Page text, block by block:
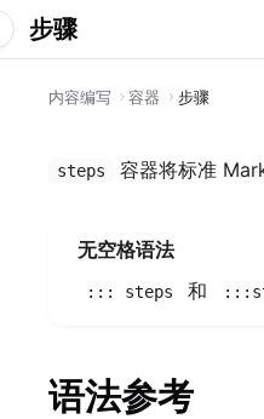
步骤
内容编写 容器 步骤
steps 容器将标准
无空格语法
::: steps 和
语法参考